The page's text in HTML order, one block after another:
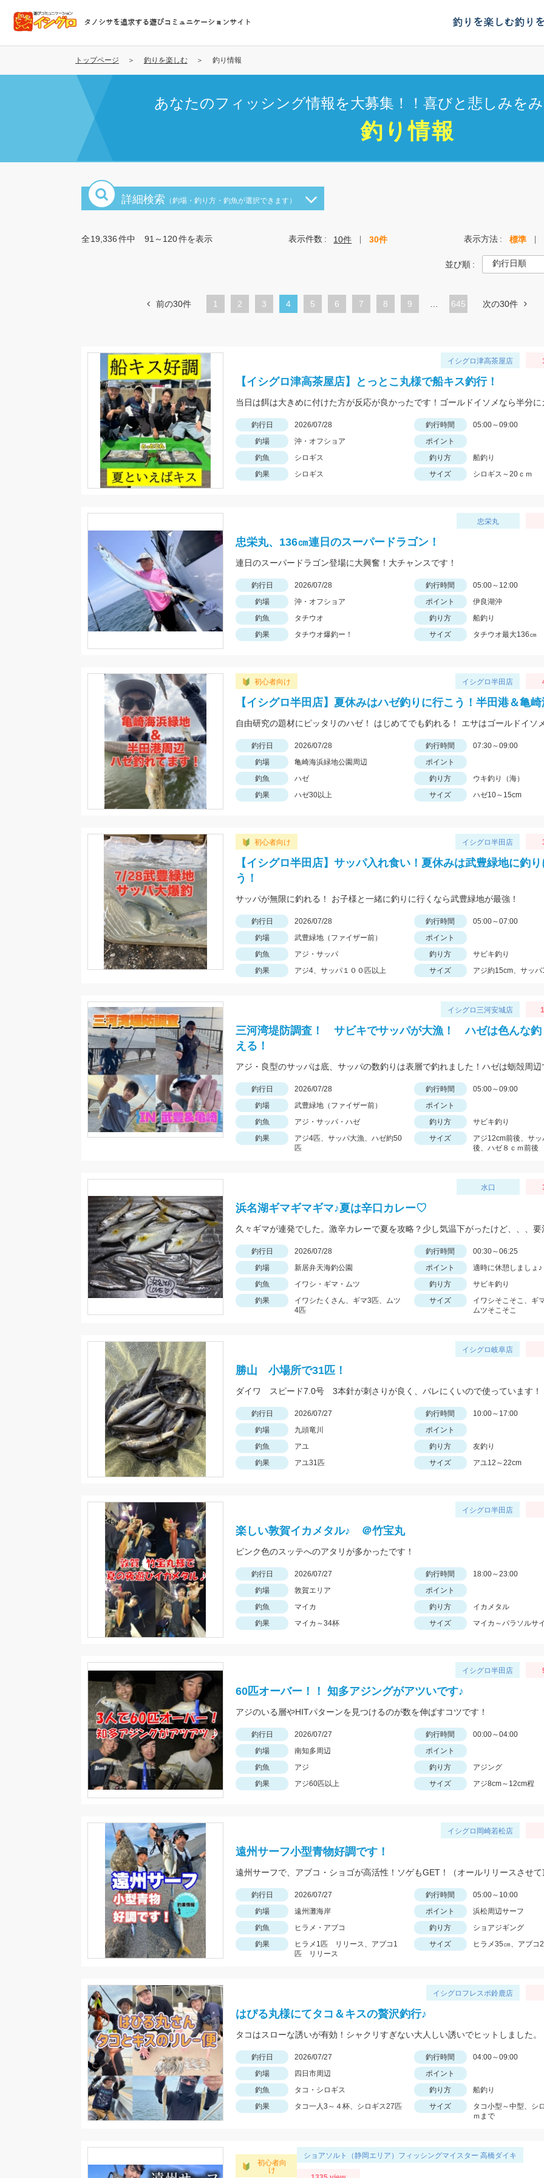
コ
テ
タノシサを追求する遊びコミュニケーションサイト 釣りを楽しむ釣り
トップページ 釣りを楽しむ 釣り情報
あなたのフィッシング情報を大募集！！喜びと悲しみを
釣り情報
詳細検索 （釣場・釣り方・釣魚が選択できます）
全19,336件中 91～120件を表示 表示件数 10件 30件 表示方法 標準
並び順
前の30件 1
ペ
2
ペ
3
カ
ペ
4
ペ
5
ペ
6
ペ
7
ペ
8
ペ
9 645 次の30件
イシグロ津高茶屋店
【イシグロ津高茶屋店】とっとこ丸様で船キス釣行！
釣行日 2026/07/28 釣行時間
05:00～09:00
釣場
沖・オフショア
ポイント
釣魚
シロギス 釣り方
船釣り
釣果
シロギス サイズ シロギス～20ｃｍ
忠栄丸
忠栄丸、136㎝連日のスーパードラゴン！
連日のスーパードラゴン登場に大興奮！大チャンスです！
釣行日 2026/07/28 釣行時間
05:00～12:00
釣場
沖・オフショア ポイント
伊良湖沖
釣魚
タチウオ 釣り方
船釣り
釣果
タチウオ爆釣ー！ サイズ タチウオ最大136㎝
初心者向け イシグロ半田店
【イシグロ半田店】夏休みはハゼ釣りに行こう！半田港＆亀
自由研究の題材にピッタリのハゼ！ はじめてでも釣れる！ エサはゴールドイソ
釣行日 2026/07/28 釣行時間
07:30～09:00
釣場
亀崎海浜緑地公園周辺
ポイント
釣魚
ハゼ 釣り方
ウキ釣り（海）
釣果
ハゼ30以上 サイズ ハゼ10～15cm
初心者向け イシグロ半田店
【イシグロ半田店】サッパ入れ食い！夏休みは武豊緑地に釣
う！
サッパが無限に釣れる！ お子様と一緒に釣りに行くなら武豊緑地が最強！
釣行日 2026/07/28 釣行時間
05:00～07:00
釣場
武豊緑地（ファイザー前）
ポイント
釣魚
アジ・サッパ 釣り方
サビキ釣り
釣果
アジ4、サッパ１００匹以上 サイズ アジ約15cm、サッ
イシグロ三河安城店
三河湾堤防調査！ サビキでサッパが大漁！ ハゼは色んな釣
える！
釣行日 2026/07/28 釣行時間
05:00～09:00
釣場
武豊緑地（ファイザー前）
ポイント
釣魚
アジ・サッパ・ハゼ 釣り方
サビキ釣り
釣果
アジ4匹、サッパ大漁、ハゼ約50
匹
サイズ
アジ12cm前後、サ
後、ハゼ８ｃｍ前後
水口
浜名湖ギマギマギマ♪夏は辛口カレー♡
久々ギマが連発でした。激辛カレーで夏を攻略？少し気温下がったけど、、、要
釣行日 2026/07/28 釣行時間
00:30～06:25
釣場
新居弁天海釣公園 ポイント
適時に休憩しましょ♪
釣魚
イワシ・ギマ・ムツ 釣り方
サビキ釣り
釣果
イワシたくさん、ギマ3匹、ムツ
4匹
サイズ
イワシそこそこ、ギ
ムツそこそこ
イシグロ岐阜店
勝山 小場所で31匹！
ダイワ スピード7.0号 3本針が刺さりが良く、バレにくいので使っています！
釣行日 2026/07/27 釣行時間
10:00～17:00
釣場
九頭竜川
ポイント
釣魚
アユ 釣り方
友釣り
釣果
アユ31匹 サイズ アユ12～22cm
イシグロ半田店
楽しい敦賀イカメタル♪ ＠竹宝丸
ピンク色のスッテへのアタリが多かったです！
釣行日 2026/07/27 釣行時間
18:00～23:00
釣場
敦賀エリア
ポイント
釣魚
マイカ 釣り方
イカメタル
釣果
マイカ～34杯 サイズ マイカ～パラソルサ
イシグロ半田店
60匹オーバー！！ 知多アジングがアツいです♪
アジのいる層やHITパターンを見つけるのが数を伸ばすコツです！
釣行日 2026/07/27 釣行時間
00:00～04:00
釣場
南知多周辺
ポイント
釣魚
アジ 釣り方
アジング
釣果
アジ60匹以上 サイズ アジ8cm～12cm程
イシグロ岡崎若松店
遠州サーフ小型青物好調です！
釣行日 2026/07/27 釣行時間
05:00～10:00
釣場
遠州灘海岸 ポイント
浜松周辺サーフ
釣魚
ヒラメ・アブコ 釣り方
ショアジギング
釣果
ヒラメ1匹 リリース、アブコ1
匹 リリース
サイズ ヒラメ35㎝、アブコ
イシグロフレスポ鈴鹿店
はぴる丸様にてタコ＆キスの贅沢釣行♪
タコはスローな誘いが有効！シャクリすぎない大人しい誘いでヒットしました。
釣行日 2026/07/27 釣行時間
04:00～09:00
釣場
四日市周辺
ポイント
釣魚
タコ・シロギス 釣り方
船釣り
釣果
タコ一人3～４杯、シロギス27匹 サイズ
タコ小型～中型、シ
ｍまで
初心者向
け
ショアソルト（静岡エリア）フィッシングマイスター 高橋ダイキ